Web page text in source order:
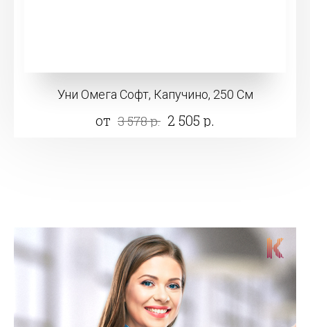
Уни Омега Софт, Капучино, 250 См
от 3 578 р. 2 505 р.